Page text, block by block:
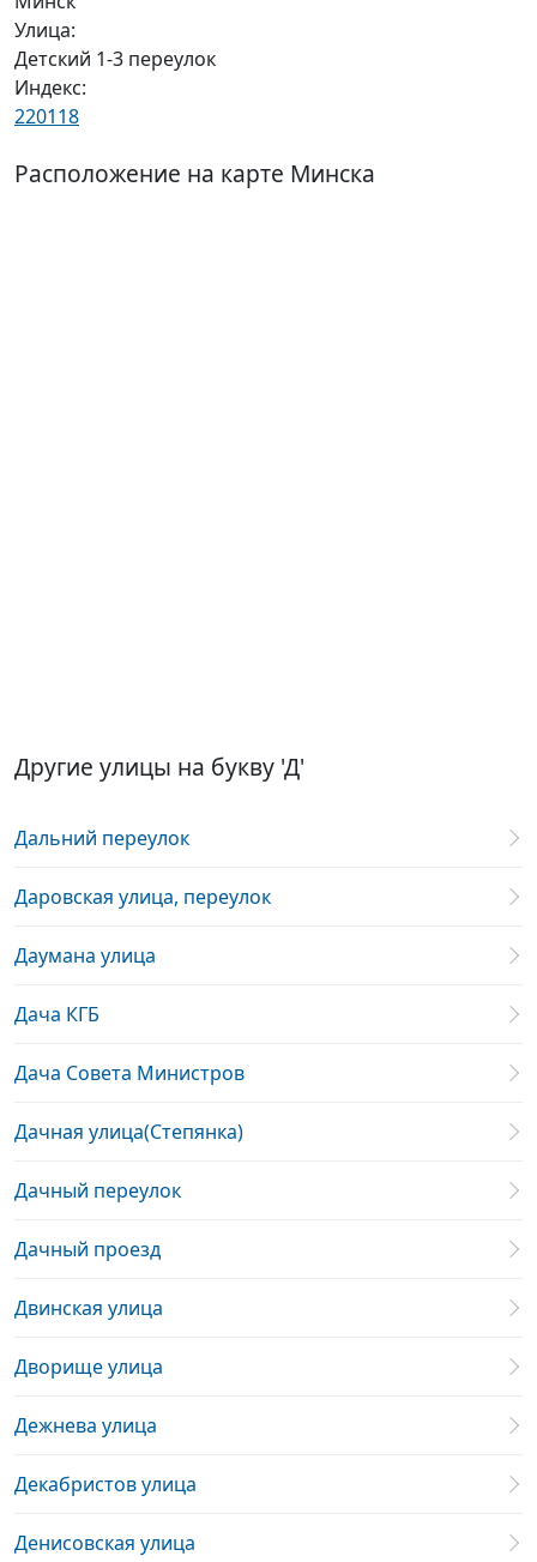
Улица:
Детский 1-3 переулок
Индекс:
220118
Расположение на карте Минска
Другие улицы на букву 'Д'
Дальний переулок
Даровская улица, переулок
Даумана улица
Дача КГБ
Дача Совета Министров
Дачная улица(Степянка)
Дачный переулок
Дачный проезд
Двинская улица
Дворище улица
Дежнева улица
Декабристов улица
Денисовская улица